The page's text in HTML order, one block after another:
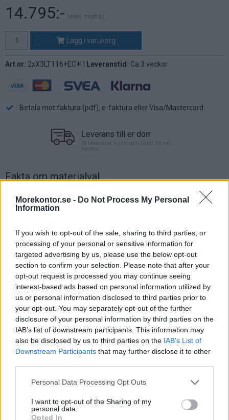
Morekontor.se - Do Not Process My Personal
Information
If you wish to opt-out of the sale, sharing to third parties, or
processing of your personal or sensitive information for
targeted advertising by us, please use the below opt-out
section to confirm your selection. Please note that after your
opt-out request is processed you may continue seeing
interest-based ads based on personal information utilized by
us or personal information disclosed to third parties prior to
your opt-out. You may separately opt-out of the further
disclosure of your personal information by third parties on the
IAB’s list of downstream participants. This information may
also be disclosed by us to third parties on the IAB’s List of
Downstream Participants that may further disclose it to other
Personal Data Processing Opt Outs
I want to opt-out of the Sharing of my
personal data.
Opted In
14.795:- (exkl. moms)
Lägg i varukorg
Art nr: 2xX3LT116+EC+I | Leveranstid: Ca 3 veckor
Betala mot faktura (pdf), e-faktura eller Visa/Mastercard.
Leverans till er dörr
Vi levererar kontorsmöbler till ert
kontor
Fakta om materialval
Material
produkter och vackara ytor att beskåda. Sammanlänkas med
högsta precision i Italien för ett enastående resultat.
Ytan blir extremt tålig mot repor samt smuts och vatten. Du
slipper fundera kring ex kaffefläckar eller vattenringar från
glas. Skivorna är lättstädade och kan torkas av dagligen med
fuktig trasa.
Skivan är något mattare och lätt mönstrad i ytskiktet. Det gör
att du får ett naturtroget intryck där du slipper störande
ljusreflexer från ljuskällor. När du väljer detta kvalitetsmaterial
får du en produkt som håller i många år och som fungerar
problemfritt och är lättstädad. Testat och godkänt för
Färgkarta